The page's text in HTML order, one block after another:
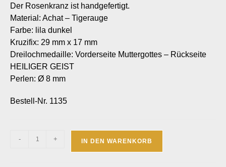
Der Rosenkranz ist handgefertigt.
Material: Achat – Tigerauge
Farbe: lila dunkel
Kruzifix: 29 mm x 17 mm
Dreilochmedaille: Vorderseite Muttergottes – Rückseite
HEILIGER GEIST
Perlen: Ø 8 mm
Bestell-Nr. 1135
- + IN DEN WARENKORB